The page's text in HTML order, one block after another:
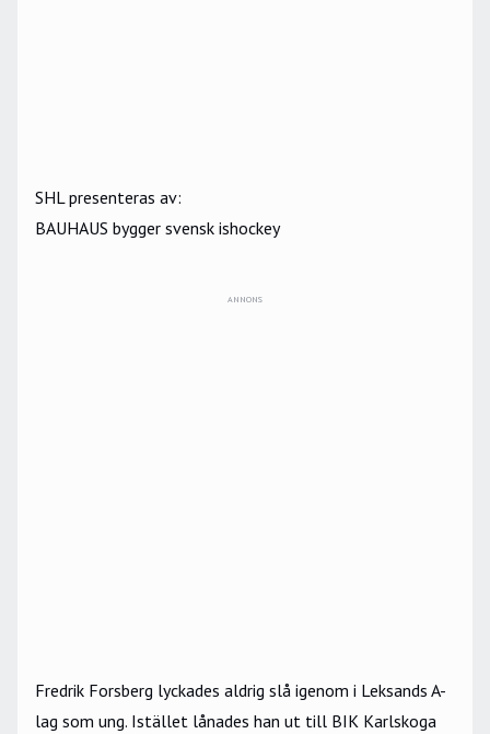
SHL presenteras av:
BAUHAUS bygger svensk ishockey
ANNONS
Fredrik Forsberg lyckades aldrig slå igenom i Leksands A-
lag som ung. Istället lånades han ut till BIK Karlskoga